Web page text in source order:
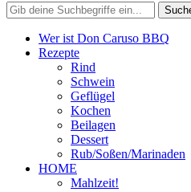
Wer ist Don Caruso BBQ
Rezepte
Rind
Schwein
Geflügel
Kochen
Beilagen
Dessert
Rub/Soßen/Marinaden
HOME
Mahlzeit!